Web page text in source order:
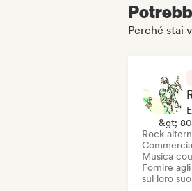
Perché stai
&gt;
Rock
Musica
Fornire
sul loro